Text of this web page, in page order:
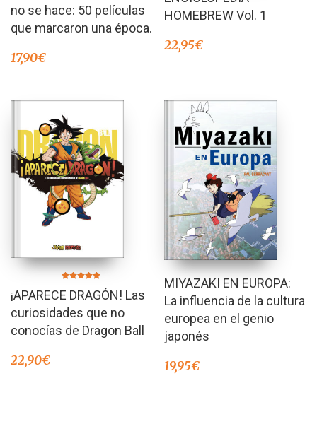
no se hace: 50 películas
que marcaron una época.
17,90€
HOMEBREW Vol. 1
22,95€
5.00
de 5
¡APARECE DRAGÓN! Las
curiosidades que no
conocías de Dragon Ball
22,90€
MIYAZAKI EN EUROPA:
La influencia de la cultura
europea en el genio
japonés
19,95€